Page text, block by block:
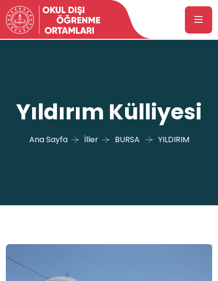
Yıldırım Külliyesi
Ana Sayfa İller BURSA YILDIRIM